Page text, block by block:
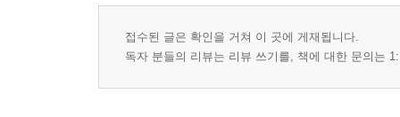
2.4 해석성과 특징 선택을 위한 돌출 요인 역전파
2.5 자동부호기를 이용한 행렬 인수분해 105
접수된 글은 확인을 거쳐 이 곳에 게재됩니다.
독자 분들의 리뷰는 리뷰 쓰기를, 책에 대한 문의는